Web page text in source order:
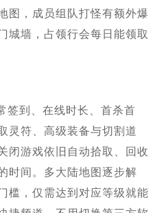
图，成员组队打怪有额外爆
城墙，占领行会每日能领取
签到、在线时长、首杀首
灵符、高级装备与切割道
闭游戏依旧自动拾取、回收
时间。多大陆地图逐步解
槛，仅需达到对应等级就能